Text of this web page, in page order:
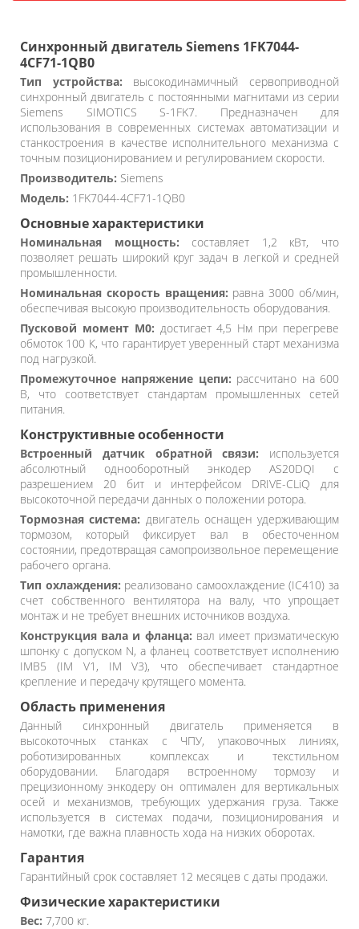
Синхронный двигатель Siemens 1FK7044-
4CF71-1QB0
Тип устройства: высокодинамичный сервоприводной
синхронный двигатель с постоянными магнитами из серии
Siemens SIMOTICS S-1FK7. Предназначен для
использования в современных системах автоматизации и
станкостроения в качестве исполнительного механизма с
точным позиционированием и регулированием скорости.
Производитель: Siemens
Модель: 1FK7044-4CF71-1QB0
Основные характеристики
Номинальная мощность: составляет 1,2 кВт, что
позволяет решать широкий круг задач в легкой и средней
промышленности.
Номинальная скорость вращения: равна 3000 об/мин,
обеспечивая высокую производительность оборудования.
Пусковой момент M0: достигает 4,5 Нм при перегреве
обмоток 100 К, что гарантирует уверенный старт механизма
под нагрузкой.
Промежуточное напряжение цепи: рассчитано на 600
В, что соответствует стандартам промышленных сетей
питания.
Конструктивные особенности
Встроенный датчик обратной связи: используется
абсолютный однооборотный энкодер AS20DQI с
разрешением 20 бит и интерфейсом DRIVE-CLiQ для
высокоточной передачи данных о положении ротора.
Тормозная система: двигатель оснащен удерживающим
тормозом, который фиксирует вал в обесточенном
состоянии, предотвращая самопроизвольное перемещение
рабочего органа.
Тип охлаждения: реализовано самоохлаждение (IC410) за
счет собственного вентилятора на валу, что упрощает
монтаж и не требует внешних источников воздуха.
Конструкция вала и фланца: вал имеет призматическую
шпонку с допуском N, а фланец соответствует исполнению
IMB5 (IM V1, IM V3), что обеспечивает стандартное
крепление и передачу крутящего момента.
Область применения
Данный синхронный двигатель применяется в
высокоточных станках с ЧПУ, упаковочных линиях,
роботизированных комплексах и текстильном
оборудовании. Благодаря встроенному тормозу и
прецизионному энкодеру он оптимален для вертикальных
осей и механизмов, требующих удержания груза. Также
используется в системах подачи, позиционирования и
намотки, где важна плавность хода на низких оборотах.
Гарантия
Гарантийный срок составляет 12 месяцев с даты продажи.
Физические характеристики
Вес: 7,700 кг.